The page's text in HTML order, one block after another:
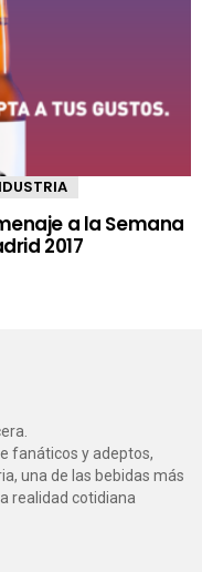
a la Semana
2017
fanáticos y adeptos,
una de las bebidas más
realidad cotidiana